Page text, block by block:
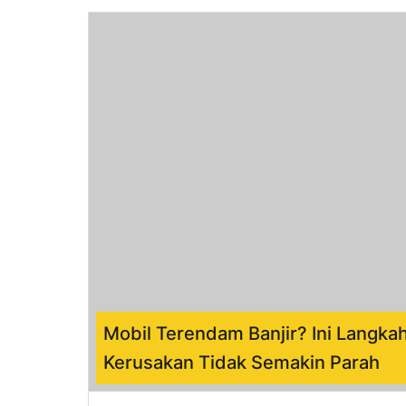
Mobil Terendam Banjir? Ini
Kerusakan Tidak Semakin Parah